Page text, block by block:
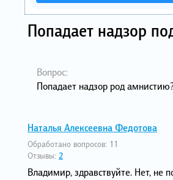
Попадает надзор
Вопрос:
Попадает надзор род
Наталья Алексеевна Федотова
Обработано вопросов: 11
Отзывы: 2
Владимир, здравствуйте. Нет, не